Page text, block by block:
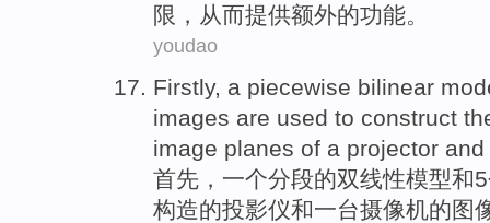
限 ， 从而提供额外的功能。
youdao
Firstly, a piecewise bilinear
images are used to construct
image planes of a projector and
首先 ， 一个分段的双线性模型和5
构造的投影仪和一台摄像机的图